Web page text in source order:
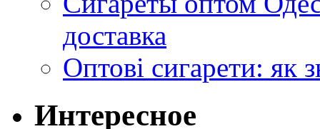
доставка
Оптові сигарети: як
Интересное